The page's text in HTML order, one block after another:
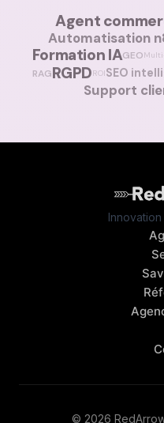
Agent
Automatisation
Formation IAGEO
RAGRGPDROISEO
Support
© 2026